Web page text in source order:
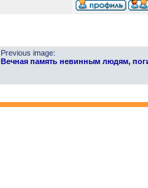
Previous image:
Вечная память невинным людям,